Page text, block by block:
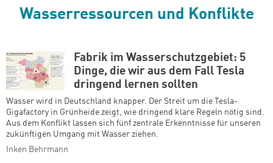
Wasserressourcen und Konflikte
Fabrik im Wasserschutzgebiet: 5
Dinge, die wir aus dem Fall Tesla
dringend lernen sollten
Wasser wird in Deutschland knapper. Der Streit um die Tesla-
Gigafactory in Grünheide zeigt, wie dringend klare Regeln nötig sind.
Aus dem Konflikt lassen sich fünf zentrale Erkenntnisse für unseren
zukünftigen Umgang mit Wasser ziehen.
Inken Behrmann